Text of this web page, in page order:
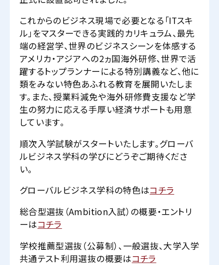
これからのビジネス現場で必要となる「ITスキ
ル」をマスターできる実践的カリキュラム、最先
端の経営学、世界のビジネスシーンを体感する
アメリカ・アジアへの2ヵ国海外研修、世界で活
躍するトップランナーによる特別講義など、他に
類をみない特色あふれる教育を展開いたしま
す。また、授業料減免や海外研修費支援など学
生の努力に応える手厚い経済サポートも用意
しています。
順次入学試験がスタートいたします。グローバ
ルビジネス学科の学びにどうぞご期待くださ
い。
グローバルビジネス学科の特色はコチラ
総合型選抜（Ambition入試）の概要・エントリ
ーはコチラ
学校推薦型選抜（公募制）、一般選抜、大学入学
共通テスト利用選抜の概要はコチラ